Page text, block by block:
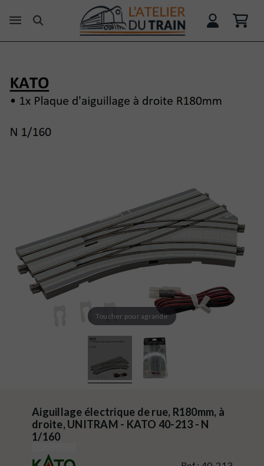
Toucher pour agrandir
Aiguillage électrique de rue, R180mm, à
droite, UNITRAM - KATO 40-213 - N
1/160